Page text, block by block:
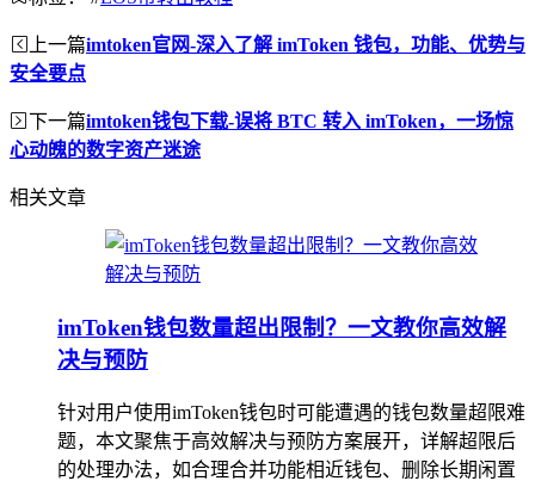
上一篇imtoken官网-深入了解 imToken 钱包，功能、优势与
安全要点
下一篇imtoken钱包下载-误将 BTC 转入 imToken，一场惊
心动魄的数字资产迷途
相关文章
imToken钱包数量超出限制？一文教你高效解
决与预防
针对用户使用imToken钱包时可能遭遇的钱包数量超限难
题，本文聚焦于高效解决与预防方案展开，详解超限后
的处理办法，如合理合并功能相近钱包、删除长期闲置